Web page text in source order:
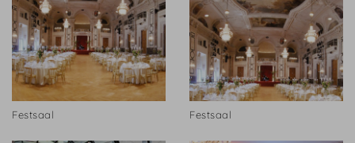
Festsaal Festsaal